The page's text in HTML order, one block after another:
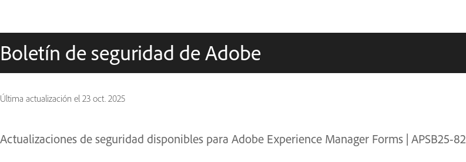
Boletín de seguridad de Adobe
Última actualización el 23 oct. 2025
Actualizaciones de seguridad disponibles para Adobe Experience Manager Forms | APSB25-82